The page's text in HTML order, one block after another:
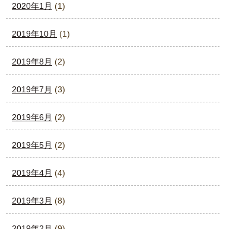
2020年1月 (1)
2019年10月 (1)
2019年8月 (2)
2019年7月 (3)
2019年6月 (2)
2019年5月 (2)
2019年4月 (4)
2019年3月 (8)